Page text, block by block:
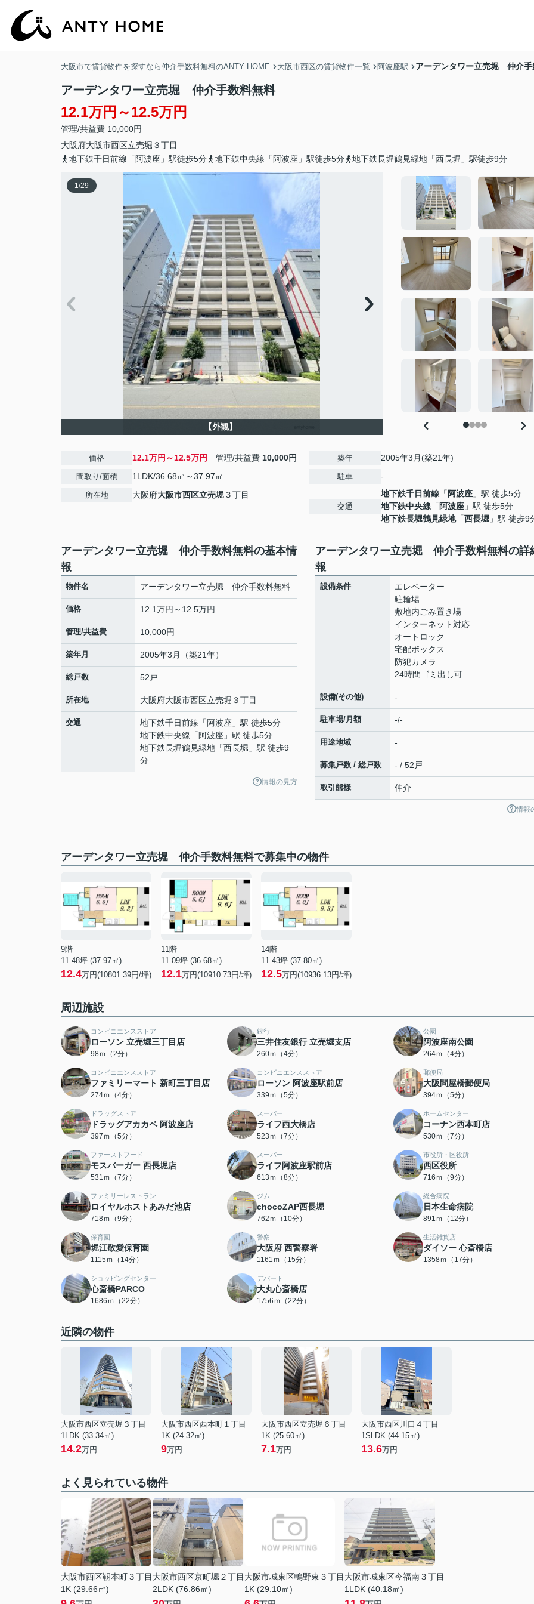
大阪市で賃貸物件を探すなら仲介手数料無料のANTY HOME 大阪市西区の賃貸物件一覧 阿波座駅 アーデンタワー立売堀 仲介手
アーデンタワー立売堀 仲介手数料無料
12.1万円～12.5万円
管理/共益費 10,000円
大阪府大阪市西区立売堀 ３丁目
地下鉄千日前線「阿波座」駅徒歩5分
地下鉄中央線「阿波座」駅徒歩5分 地下鉄長堀鶴見緑地「西長堀」駅徒歩9分
1/29
【外観】
価格 12.1万円～12.5万円 管理/共益費 10,000円
間取り/面積 1LDK/36.68㎡～37.97㎡
所在地 大阪府大阪市西区立売堀３丁目
築年 2005年3月(築21年)
駐車 -
交通
地下鉄千日前線 「 阿波座 」駅 徒歩5分
地下鉄中央線 「 阿波座 」駅 徒歩5分
地下鉄長堀鶴見緑地「西長堀 」駅 徒歩9
アーデンタワー立売堀 仲介手数料無料の基本情
報
物件名 アーデンタワー立売堀 仲介手数料無料
価格 12.1万円～12.5万円
管理/共益費 10,000円
築年月 2005年3月（築21年）
総戸数 52戸
所在地 大阪府大阪市西区立売堀 ３丁目
交通 地下鉄千日前線 「 阿波座 」駅 徒歩5分
地下鉄中央線 「 阿波座 」駅 徒歩5分
地下鉄長堀鶴見緑地 「西長堀 」駅 徒歩9
分
情報の見方
アーデンタワー立売堀 仲介手数料無料の詳
報
設備条件
エレベーター
駐輪場
敷地内ごみ置き場
インターネット対応
オートロック
宅配ボックス
防犯カメラ
24時間ゴミ出し可
設備(その他) -
駐車場/月額 -/-
用途地域 -
募集戸数 / 総戸数 - / 52戸
取引態様 仲介
情報
アーデンタワー立売堀 仲介手数料無料で募集中の物件
9階
11.48坪 (37.97㎡)
12.4万円(10801.39円/坪)
11階
11.09坪 (36.68㎡)
12.1万円(10910.73円/坪)
14階
11.43坪 (37.80㎡)
12.5万円(10936.13円/坪)
周辺施設
コンビニエンスストア
ローソン 立売堀三丁目店
98ｍ（2分）
銀行
三井住友銀行 立売堀支店
260ｍ（4分）
公園
阿波座南公園
264ｍ（4分）
コンビニエンスストア
ファミリーマート 新町三丁目店
274ｍ（4分）
コンビニエンスストア
ローソン 阿波座駅前店
339ｍ（5分）
郵便局
大阪問屋橋郵便局
394ｍ（5分）
ドラッグストア
ドラッグアカカベ 阿波座店
397ｍ（5分）
スーパー
ライフ西大橋店
523ｍ（7分）
ホームセンター
コーナン西本町店
530ｍ（7分）
ファーストフード
モスバーガー 西長堀店
531ｍ（7分）
スーパー
ライフ阿波座駅前店
613ｍ（8分）
市役所・区役所
西区役所
716ｍ（9分）
ファミリーレストラン
ロイヤルホストあみだ池店
718ｍ（9分）
ジム
chocoZAP西長堀
762ｍ（10分）
総合病院
日本生命病院
891ｍ（12分）
保育園
堀江敬愛保育園
1115ｍ（14分）
警察
大阪府 西警察署
1161ｍ（15分）
生活雑貨店
ダイソー 心斎橋店
1358ｍ（17分）
ショッピングセンター
心斎橋PARCO
1686ｍ（22分）
デパート
大丸心斎橋店
1756ｍ（22分）
近隣の物件
大阪市西区立売堀３丁目
1LDK (33.34㎡)
14.2万円
大阪市西区西本町１丁目
1K (24.32㎡)
9万円
大阪市西区立売堀６丁目
1K (25.60㎡)
7.1万円
大阪市西区川口４丁目
1SLDK (44.15㎡)
13.6万円
よく見られている物件
大阪市西区靱本町３丁目
1K (29.66㎡)
大阪市西区京町堀２丁目
2LDK (76.86㎡)
大阪市城東区鴫野東３丁目
1K (29.10㎡)
大阪市城東区今福南３丁目
1LDK (40.18㎡)